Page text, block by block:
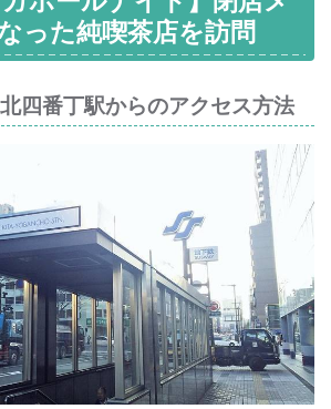
った純喫茶店を訪問
四番丁駅からのアクセス方法